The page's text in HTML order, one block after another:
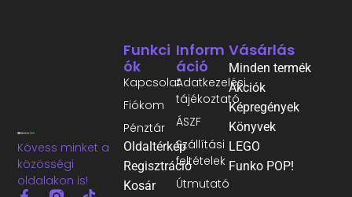
Kövess minket a
közösségi
oldalakon is!
Inform
Áció
Adatkezelési
tájékoztató
ÁSZF
Szállítási
feltételek
Útmutató
Funkci
Ók
Kapcsolat
Fiókom
Pénztár
Oldaltérkép
Regisztráció
Kosár
Vásárlás
Minden termék
Akciók
Képregények
Könyvek
LEGO
Funko POP!